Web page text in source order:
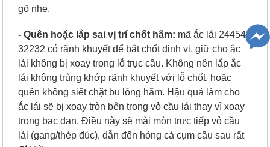
gõ nhẹ.
- Quên hoặc lắp sai vị trí chốt hãm: mã ắc lái 24454-
32232 có rãnh khuyết để bắt chốt định vị, giữ cho ắc
lái không bị xoay trong lỗ trục cầu. Không nên lắp ắc
lái không trùng khớp rãnh khuyết với lỗ chốt, hoặc
quên không siết chặt bu lông hãm. Hậu quả làm cho
ắc lái sẽ bị xoay tròn bên trong vỏ cầu lái thay vì xoay
trong bạc đạn. Điều này sẽ mài mòn trực tiếp vỏ cầu
lái (gang/thép đúc), dẫn đến hỏng cả cụm cầu sau rất